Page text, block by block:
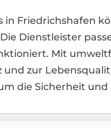
in Friedrichshafen
Dienstleister
Mit
zur
die Sicherheit